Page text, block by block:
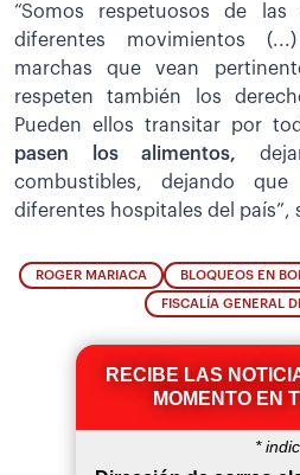
“Somos respetuosos de
diferentes movimientos
marchas que vean
respeten también los
Pueden ellos transitar por
pasen los alimentos,
combustibles, dejando
diferentes hospitales del país”,
ROGER MARIACA BLOQUEOS EN
FISCALÍA GENERAL
RECIBE LAS
MOMENTO EN
*